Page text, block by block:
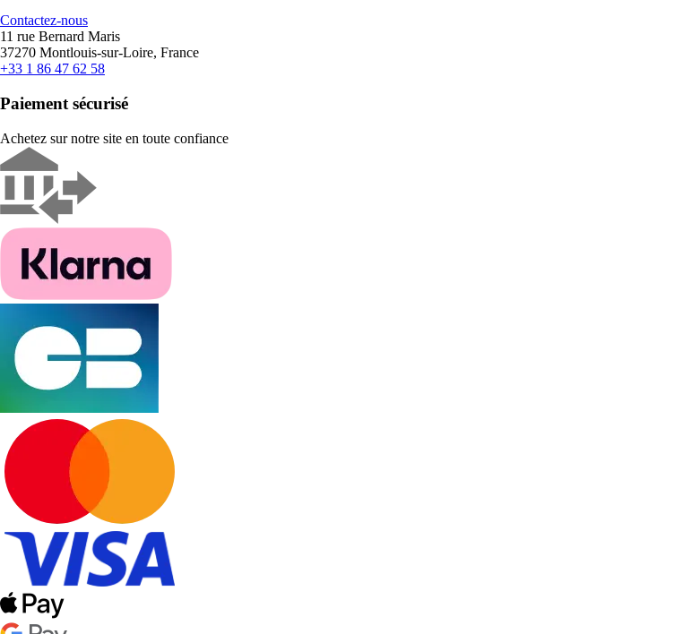
Contactez-nous
11 rue Bernard Maris
37270 Montlouis-sur-Loire, France
+33 1 86 47 62 58
Paiement sécurisé
Achetez sur notre site en toute confiance